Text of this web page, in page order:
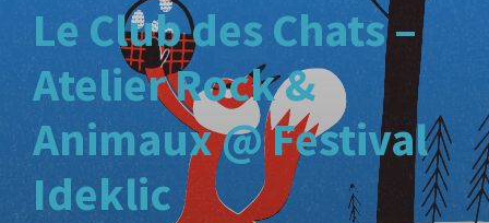
Le Club des Chats –
Atelier Rock &
Animaux @ Festival
Ideklic